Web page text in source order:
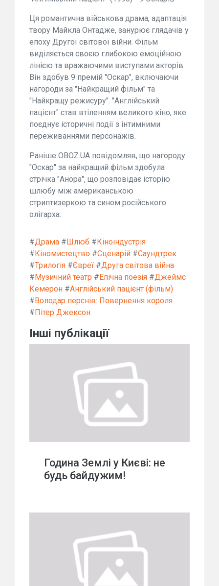
Ця романтична військова драма, адаптація
твору Майкла Онтадже, занурює глядачів у
епоху Другої світової війни. Фільм
виділяється своєю глибокою емоційною
лінією та вражаючими виступами акторів.
Він здобув 9 премій "Оскар", включаючи
нагороди за "Найкращий фільм" та
"Найкращу режисуру". "Англійський
пацієнт" став втіленням великого кіно, яке
поєднує історичні події з інтимними
переживаннями персонажів.
Раніше OBOZ.UA повідомляв, що нагороду
"Оскар" за найкращий фільм здобула
стрічка "Анора", що розповідає історію
шлюбу між американською
стриптизеркою та сином російського
олігарха.
#Драма #Шлюб #Кіноіндустрія
#Кіномистецтво #Сценарій #Саундтрек
#Трилогія #Євреї #Друга світова війна
#Музичний театр #Епічна поезія #Джеймс
Кемерон #Англійський пацієнт (фільм)
#Володар перснів: Повернення короля
#Пітер Джексон
Інші публікації
Година Землі у Києві: не
будь байдужим!